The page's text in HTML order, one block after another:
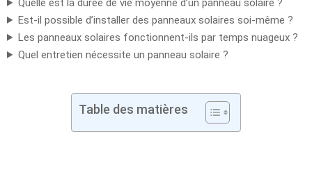
Quelle est la durée de vie moyenne d’un panneau solaire ?
Est-il possible d’installer des panneaux solaires soi-même ?
Les panneaux solaires fonctionnent-ils par temps nuageux ?
Quel entretien nécessite un panneau solaire ?
Table des matières